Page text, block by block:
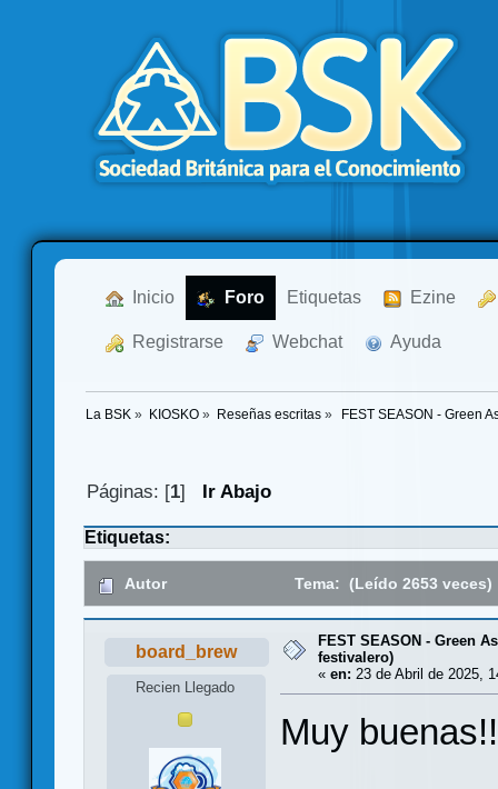
Inicio Foro Etiquetas Ezine
Registrarse Webchat Ayuda
La BSK » KIOSKO» Reseñas escritas» FEST SEASON - Green
Páginas: [1] Ir Abajo
Etiquetas:
Autor Tema: (Leído 2653 veces)
board_brew
Recien Llegado
FEST SEASON - Green
festivalero)
« en: 23 de Abril de 2025,
Muy